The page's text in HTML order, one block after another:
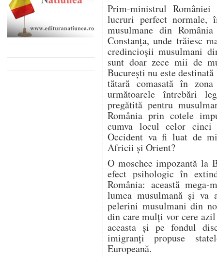
Prim-ministrul
lucruri perfect normale,
musulmane din
Constanţa, unde trăiesc
credincioşii musulmani
sunt doar zece mii de
Bucureşti nu este
tătară comasată în
următoarele întrebări
pregătită pentru
România prin cotele
cumva locul celor
Occident va fi luat de
Africii şi Orient?
O moschee impozantă la
efect psihologic în
România: această
lumea musulmană şi va
pelerini musulmani din
din care mulţi vor cere
aceasta şi pe fondul
imigranţi propuse
Europeană.